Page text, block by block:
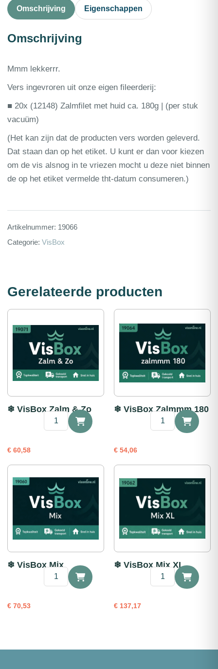
Omschrijving Eigenschappen
Omschrijving
Mmm lekkerrr.
Vers ingevroren uit onze eigen fileerderij:
■ 20x (12148) Zalmfilet met huid ca. 180g | (per stuk
vacuüm)
(Het kan zijn dat de producten vers worden geleverd.
Dat staan dan op het etiket. U kunt er dan voor kiezen
om de vis alsnog in te vriezen mocht u deze niet binnen
de op het etiket vermelde tht-datum consumeren.)
Artikelnummer: 19066
Categorie: VisBox
Gerelateerde producten
❄ VisBox Zalm & Zo
€ 60,58
VisBox
aantal
❄ VisBox Zalmmm 180
€ 54,06
VisBox
❄ VisBox Mix
€ 70,53
VisBox
❄ VisBox Mix XL
€ 137,17
VisBox